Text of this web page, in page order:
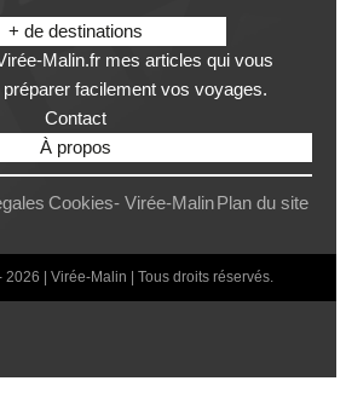
+ de destinations
Malin.fr mes articles qui vous
facilement vos voyages.
Contact
À propos
Cookies- Virée-MalinPlan du site
| Virée-Malin | Tous droits réservés.